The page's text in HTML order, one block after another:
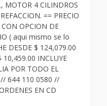
MOTOR 4 CILINDROS
== PRECIO
OPCION DE
( aqui mismo se lo
DESDE $ 124,079.00
10,459.00 INCLUYE
POR TODO EL
// 644 110 0580 //
EN CD